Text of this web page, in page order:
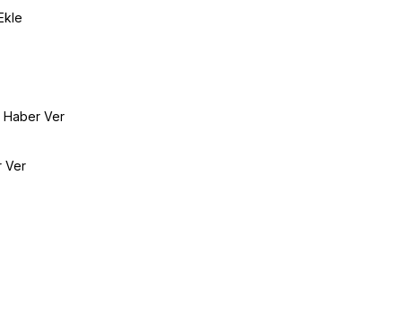
Haber Ver
Ver